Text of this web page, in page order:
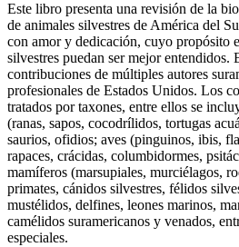
Este libro presenta una revisión de la
de animales silvestres de América del
con amor y dedicación, cuyo propósito
silvestres puedan ser mejor entendidos.
contribuciones de múltiples autores
profesionales de Estados Unidos. Los
tratados por taxones, entre ellos se
(ranas, sapos, cocodrílidos, tortugas
saurios, ofidios; aves (pinguinos, ibis,
rapaces, crácidas, columbidormes,
mamíferos (marsupiales, murciélagos,
primates, cánidos silvestres, félidos
mustélidos, delfines, leones marinos,
camélidos suramericanos y venados,
especiales.